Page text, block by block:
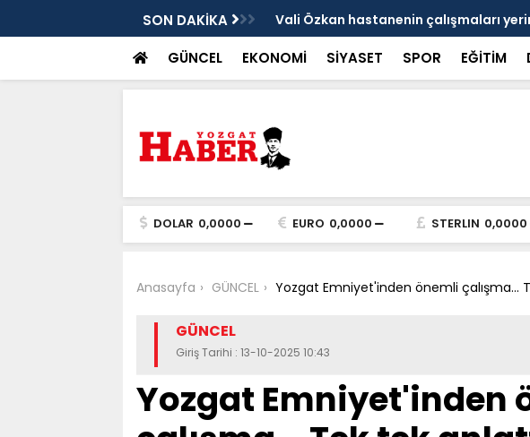
SON DAKİKA Vali Özkan hastanenin çalışmaları
GÜNCEL EKONOMİ SİYASET SPOR EĞİTİM
DOLAR 0,0000 EURO 0,0000 STERLIN 0,0000
Anasayfa GÜNCEL Yozgat Emniyet'inden önemli çalışma...
GÜNCEL
Giriş Tarihi : 13-10-2025 10:43
Yozgat Emniyet'inden